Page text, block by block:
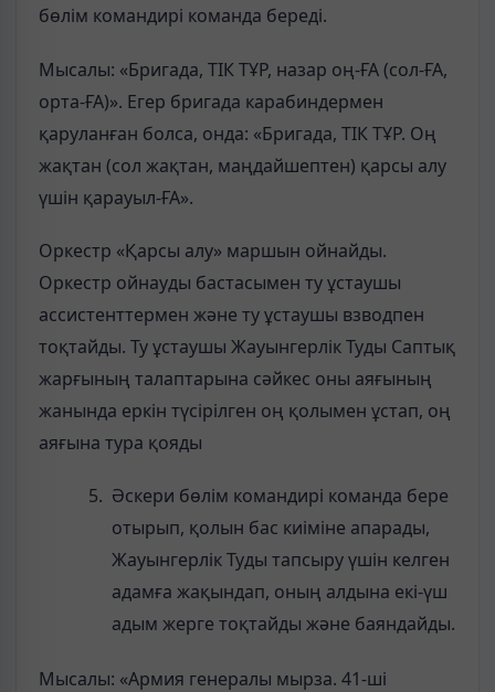
бөлім командирі команда береді.
Мысалы: «Бригада, ТІК ТҰР, назар оң-ҒА (сол-ҒА,
орта-ҒА)». Егер бригада карабиндермен
қаруланған болса, онда: «Бригада, ТІК ТҰР. Оң
жақтан (сол жақтан, маңдайшептен) қарсы алу
үшін қарауыл-ҒА».
Оркестр «Қарсы алу» маршын ойнайды.
Оркестр ойнауды бастасымен ту ұстаушы
ассистенттермен және ту ұстаушы взводпен
тоқтайды. Ту ұстаушы Жауынгерлік Туды Саптық
жарғының талаптарына сәйкес оны аяғының
жанында еркін түсірілген оң қолымен ұстап, оң
аяғына тура қояды
Әскери бөлім командирі команда бере
отырып, қолын бас киіміне апарады,
Жауынгерлік Туды тапсыру үшін келген
адамға жақындап, оның алдына екі-үш
адым жерге тоқтайды және баяндайды.
Мысалы: «Армия генералы мырза. 41-ші